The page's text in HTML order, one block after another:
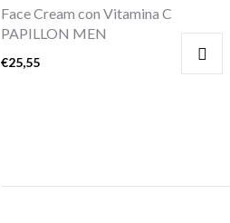
Face Cream con Vitamina C
PAPILLON MEN
€25,55